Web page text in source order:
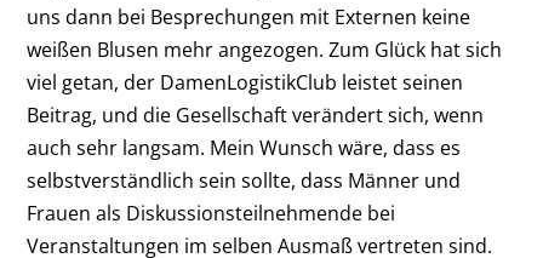
uns dann bei Besprechungen mit Externen keine
weißen Blusen mehr angezogen. Zum Glück hat sich
viel getan, der DamenLogistikClub leistet seinen
Beitrag, und die Gesellschaft verändert sich, wenn
auch sehr langsam. Mein Wunsch wäre, dass es
selbstverständlich sein sollte, dass Männer und
Frauen als Diskussionsteilnehmende bei
Veranstaltungen im selben Ausmaß vertreten sind.